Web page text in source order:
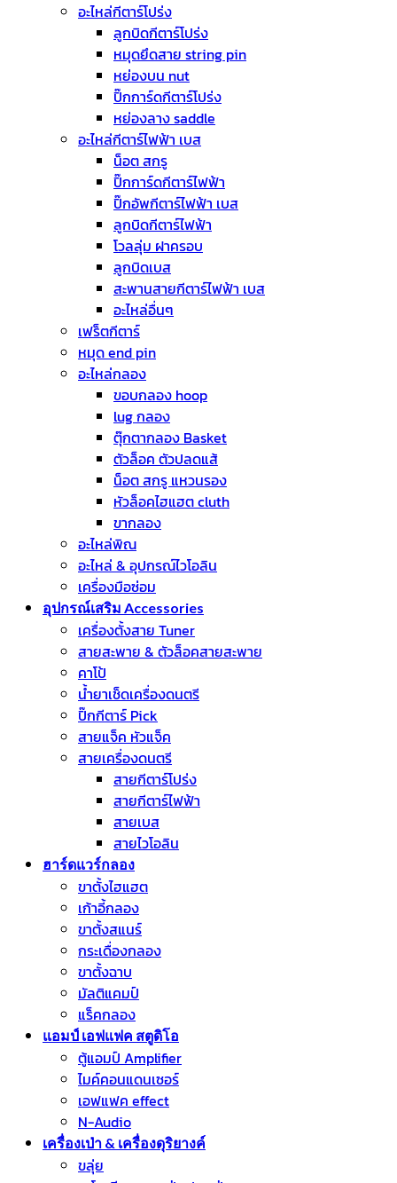
อะไหล่กีตาร์โปร่ง
ลูกบิดกีตาร์โปร่ง
หมุดยึดสาย string pin
หย่องบน nut
ปิ๊กการ์ดกีตาร์โปร่ง
หย่องลาง saddle
อะไหล่กีตาร์ไฟฟ้า เบส
น็อต สกรู
ปิ๊กการ์ดกีตาร์ไฟฟ้า
ปิ๊กอัพกีตาร์ไฟฟ้า เบส
ลูกบิดกีตาร์ไฟฟ้า
โวลลุ่ม ฝาครอบ
ลูกบิดเบส
สะพานสายกีตาร์ไฟฟ้า เบส
อะไหล่อื่นๆ
เฟร็ตกีตาร์
หมุด end pin
อะไหล่กลอง
ขอบกลอง hoop
lug กลอง
ตุ๊กตากลอง Basket
ตัวล็อค ตัวปลดแส้
น็อต สกรู แหวนรอง
หัวล็อคไฮแฮต cluth
ขากลอง
อะไหล่พิณ
อะไหล่ & อุปกรณ์ไวโอลิน
เครื่องมือซ่อม
อุปกรณ์เสริม Accessories
เครื่องตั้งสาย Tuner
สายสะพาย & ตัวล็อคสายสะพาย
คาโป้
น้ำยาเช็ดเครื่องดนตรี
ปิ๊กกีตาร์ Pick
สายแจ็ค หัวแจ็ค
สายเครื่องดนตรี
สายกีตาร์โปร่ง
สายกีตาร์ไฟฟ้า
สายเบส
สายไวโอลิน
ฮาร์ดแวร์กลอง
ขาตั้งไฮแฮต
เก้าอี้กลอง
ขาตั้งสแนร์
กระเดื่องกลอง
ขาตั้งฉาบ
มัลติแคมป์
แร็คกลอง
แอมป์ เอฟแฟค สตูดิโอ
ตู้แอมป์ Amplifier
ไมค์คอนแดนเซอร์
เอฟแฟค effect
N-Audio
เครื่องเป่า & เครื่องดุริยางค์
ขลุ่ย